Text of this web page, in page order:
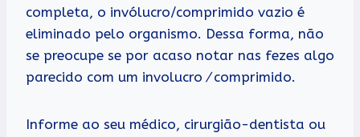
completa, o invólucro/comprimido vazio é
eliminado pelo organismo. Dessa forma, não
se preocupe se por acaso notar nas fezes algo
parecido com um involucro⁄comprimido.
Informe ao seu médico, cirurgião-dentista ou